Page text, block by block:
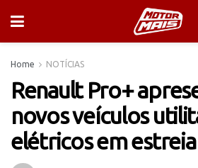
Home NOTÍCIAS
Renault Pro+
novos veículos
elétricos em